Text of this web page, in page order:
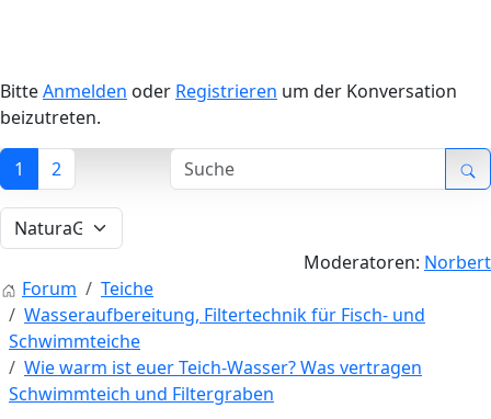
BitteAnmelden oder Registrieren um der Konversation
beizutreten.
1 2
Moderatoren: Norbert
Forum
Teiche
Wasseraufbereitung, Filtertechnik für Fisch- und
Schwimmteiche
Wie warm ist euer Teich-Wasser? Was vertragen
Schwimmteich und Filtergraben